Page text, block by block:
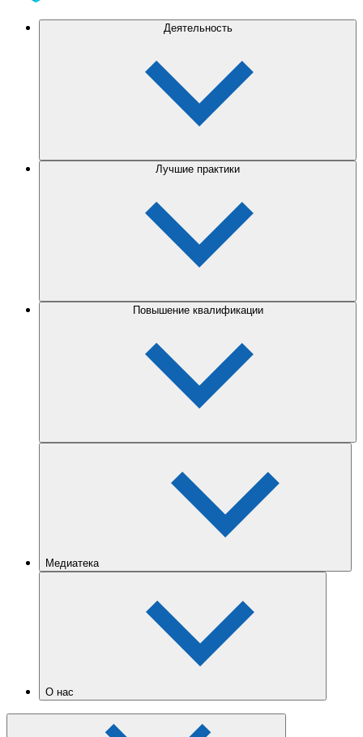
Деятельность
Лучшие практики
Повышение квалификации
Медиатека
О нас